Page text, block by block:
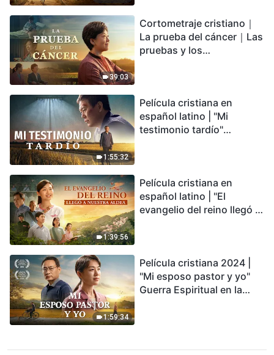
encontrarás refugio?
39:03
Cortometraje cristiano｜
La prueba del cáncer｜Las
pruebas y los
1:55:32
Película cristiana en
español latino | "Mi
testimonio tardío"
conmovedor
1:39:56
Película cristiana en
español latino | "El
evangelio del reino llegó a
1:59:34
Película cristiana 2024 |
"Mi esposo pastor y yo"
Guerra Espiritual en la